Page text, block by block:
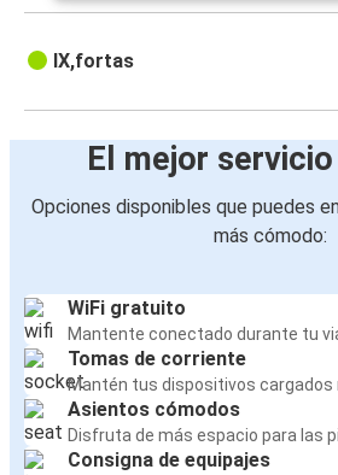
IX,fortas
El mejor
Opciones disponibles que puedes
más cómodo:
WiFi gratuito
Mantente conectado durante tu
Tomas de corriente
Mantén tus dispositivos
Asientos cómodos
Disfruta de más espacio para las
Consigna de equipajes